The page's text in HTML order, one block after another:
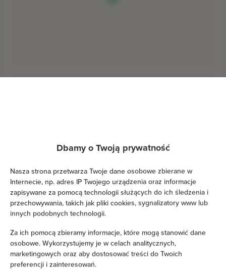
Udogodnienia
Kuchnia
Prysznic
Dbamy o Twoją prywatność
Nasza strona przetwarza Twoje dane osobowe zbierane w
Internecie, np. adres IP Twojego urządzenia oraz informacje
zapisywane za pomocą technologii służących do ich śledzenia i
przechowywania, takich jak pliki cookies, sygnalizatory www lub
innych podobnych technologii.
Za ich pomocą zbieramy informacje, które mogą stanowić dane
osobowe. Wykorzystujemy je w celach analitycznych,
marketingowych oraz aby dostosować treści do Twoich
preferencji i zainteresowań.